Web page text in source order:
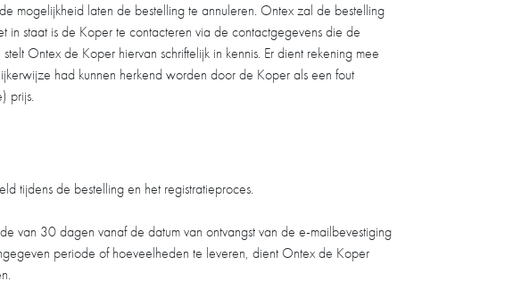
mogelijkheid laten de bestelling te annuleren. Ontex zal de bestelling
in staat is de Koper te contacteren via de contactgegevens die de
Ontex de Koper hiervan schriftelijk in kennis. Er dient rekening mee
had kunnen herkend worden door de Koper als een fout
prijs.
tijdens de bestelling en het registratieproces.
van 30 dagen vanaf de datum van ontvangst van de e-mailbevestiging
periode of hoeveelheden te leveren, dient Ontex de Koper